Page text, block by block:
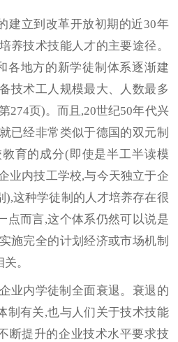
建立到改革开放初期的近30年
养技术技能人才的主要途径。
各地方的新学徒制体系逐渐建
技术工人规模最大、人数最多
274页)。而且,20世纪50年代兴
已经非常类似于德国的双元制
育的成分(即使是半工半读模
业内技工学校,与今天独立于企
),这种学徒制的人才培养存在很
点而言,这个体系仍然可以说是
施完全的计划经济或市场机制
。
业内学徒制全面衰退。衰退的
制有关,也与人们关于技术技能
断提升的企业技术水平要求技